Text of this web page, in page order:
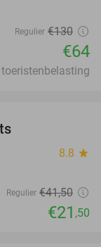
Regulier €130
€64
8.8 star
Regulier €41,50
€21 ,50